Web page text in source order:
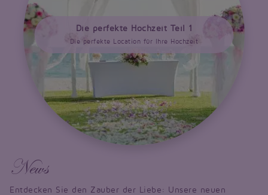
Die perfekte Hochzeit Teil 1
Die perfekte Location für Ihre Hochzeit
News
Entdecken Sie den Zauber der Liebe: Unsere neuen